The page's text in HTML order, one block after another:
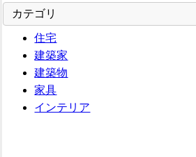
カテゴリ
住宅
建築家
建築物
家具
インテリア